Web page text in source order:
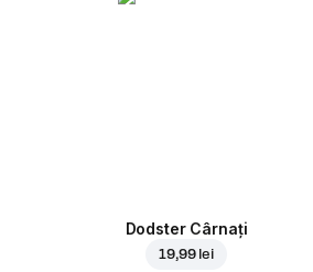
Dodster Cârnați
19,99 lei